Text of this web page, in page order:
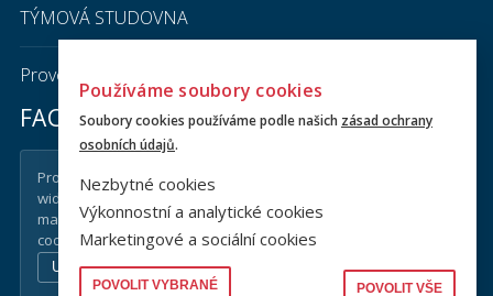
TÝMOVÁ STUDOVNA
Provozní řád knihovny PF UK
FACEBOOK
Pro zobrazení Facebook
widgetu je potřeba povolit
marketingové a sociální
cookies.
Upravit nastavení cookies
Používáme soubory cookies
Soubory cookies používáme podle našich zásad ochrany
osobních údajů.
Nezbytné cookies
Výkonnostní a analytické cookies
Marketingové a sociální cookies
POVOLIT VYBRANÉ POVOLIT VŠE